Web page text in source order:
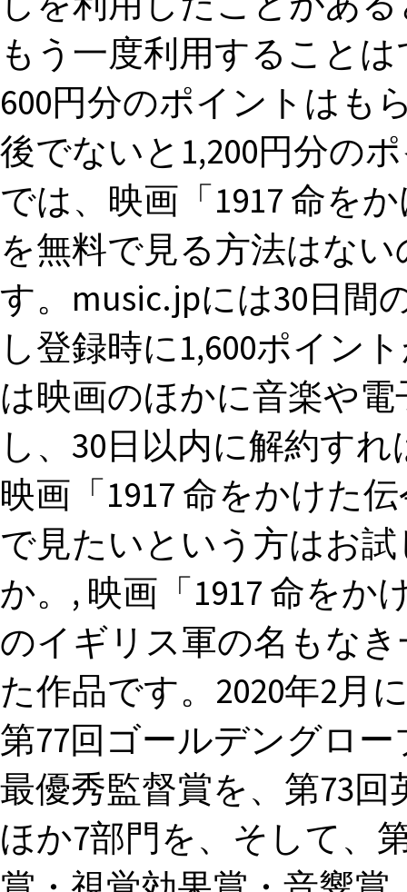
もう一度利用すること
600円分のポイントはも
後でないと1,200円分の
では、映画「1917 命を
を無料で見る方法はな
す。music.jpには30日間
し登録時に1,600ポイン
は映画のほかに音楽や
し、30日以内に解約す
映画「1917 命をかけた
で見たいという方はお
か。, 映画「1917 命をか
のイギリス軍の名もな
た作品です。2020年2月
第77回ゴールデングロ
最優秀監督賞を、第73
ほか7部門を、そして、